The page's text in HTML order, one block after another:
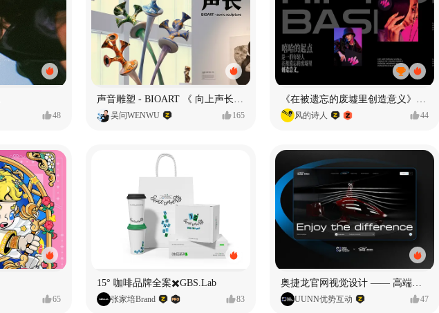
48 吴问WENWU 165 风的诗人 44
65
15° 咖啡品牌全案✖️GBS.Lab
张家培Brand 83
奥捷龙官网视觉设计 —— 高端网站建设
UUNN优势互动 47